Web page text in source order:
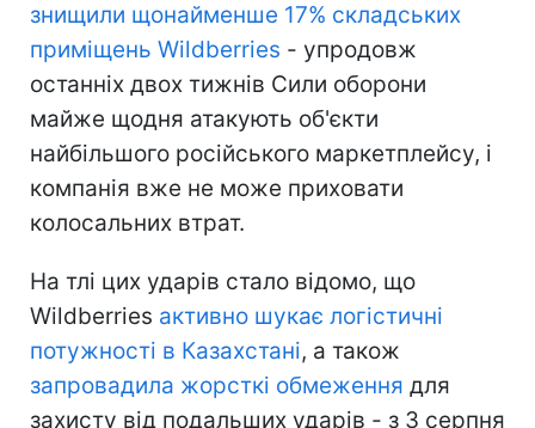
знищили щонайменше 17% складських
приміщень Wildberries - упродовж
останніх двох тижнів Сили оборони
майже щодня атакують об'єкти
найбільшого російського маркетплейсу, і
компанія вже не може приховати
колосальних втрат.
На тлі цих ударів стало відомо, що
Wildberries активно шукає логістичні
потужності в Казахстані, а також
запровадила жорсткі обмеження для
захисту від подальших ударів - з 3 серпня